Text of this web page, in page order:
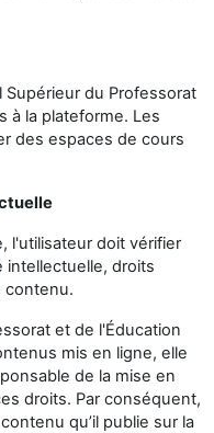
Supérieur du Professorat
à la plateforme. Les
des espaces de cours
l'utilisateur doit vérifier
intellectuelle, droits
contenu.
et de l'Éducation
mis en ligne, elle
de la mise en
droits. Par conséquent,
qu’il publie sur la